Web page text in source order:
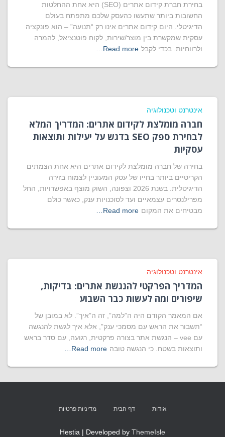
בחירת חברת קידום אתרים (SEO) היא אחת ההחלטות
החשובות ביותר שתעשו כהעסק שלכם מתפתח בעולם
הדיגיטלי. היום קידום אתרים אינו רק “תנועה” – הוא פונקציה
עסקית שמקשרת בין מוצר/שירות, לקוח פוטנציאל, להמרה
ולרווחיות. בכדי לקבל Read more…
אינטרנט וטכנולוגיה
חברה מומלצת לקידום אתרים: המדריך המלא
לבחירת ספק SEO בדגש על יעילות ותוצאות
עסקיות
בחירה של חברה מומלצת לקידום אתרים היא אחת הצמתים
הקריטיים ביותר בחייו של עסק המעוניין לצמוח בזירה
הדיגיטלית. בשנת 2026 וצפונה, השוק מוצף באפשרויות, החל
מפרילנסרים עצמאיים ועד לסוכנויות ענק, כאשר כולם
מבטיחים את המקום Read more…
אינטרנט וטכנולוגיה
המדריך הפרקטי להנגשת אתרים: בדיקות,
שיפורים ומה לעשות כבר השבוע
אם המאמר הקודם היה ה”למה”, זה ה”איך”. לא במובן של
“תשבור את הראש עם מסמכי ענק”, אלא איך לגשת להנגשה
עם vee – הנגשת אתר בצורה פרקטית, רגועה, עם סדר בראש
ותוצאות בשטח. כי הנגשה טובה Read more…
אודות דף הבית מדיניות פרטיות
Hestia | Developed by ThemeIsle